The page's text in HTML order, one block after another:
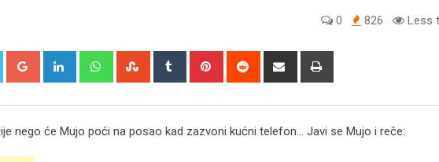
0 826 Less
Google+ LinkedIn WhatsappStumbleUpon
Tumblr Pinterest Reddit
Share
nego će Mujo poći na posao kad zazvoni kućni telefon… Javi se Mujo i reče: